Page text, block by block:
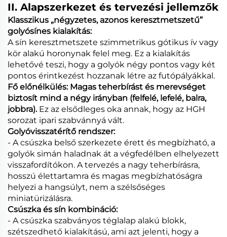
II. Alapszerkezet és tervezési jellemzők
Klasszikus „négyzetes, azonos keresztmetszetű”
golyósínes kialakítás:
A sín keresztmetszete szimmetrikus gótikus ív vagy
kör alakú horonynak felel meg. Ez a kialakítás
lehetővé teszi, hogy a golyók négy pontos vagy két
pontos érintkezést hozzanak létre az futópályákkal.
Fő előnélkülés: Magas teherbírást és merevséget
biztosít mind a négy irányban (felfelé, lefelé, balra,
jobbra). Ez az elsődleges oka annak, hogy az HGH
sorozat ipari szabvánnyá vált.
Golyóvisszatérítő rendszer:
- A csúszka belső szerkezete érett és megbízható, a
golyók simán haladnak át a végfedélben elhelyezett
visszafordítókon. A tervezés a nagy teherbírásra,
hosszú élettartamra és magas megbízhatóságra
helyezi a hangsúlyt, nem a szélsőséges
miniatürizálásra.
Csúszka és sín kombináció:
- A csúszka szabványos téglalap alakú blokk,
szétszedhető kialakítású, ami azt jelenti, hogy a